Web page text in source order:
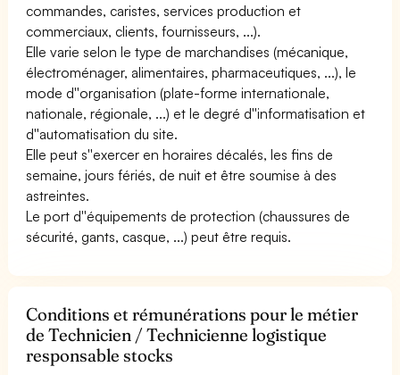
commandes, caristes, services production et
commerciaux, clients, fournisseurs, ...).
Elle varie selon le type de marchandises (mécanique,
électroménager, alimentaires, pharmaceutiques, ...), le
mode d''organisation (plate-forme internationale,
nationale, régionale, ...) et le degré d''informatisation et
d''automatisation du site.
Elle peut s''exercer en horaires décalés, les fins de
semaine, jours fériés, de nuit et être soumise à des
astreintes.
Le port d''équipements de protection (chaussures de
sécurité, gants, casque, ...) peut être requis.
Conditions et rémunérations pour le métier
de Technicien / Technicienne logistique
responsable stocks